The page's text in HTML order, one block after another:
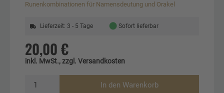
Runenkombinationen für Namensdeutung und Orakel
Lieferzeit: 3 - 5 Tage ● Sofort lieferbar
20,00 €
inkl. MwSt., zzgl. Versandkosten
In den Warenkorb